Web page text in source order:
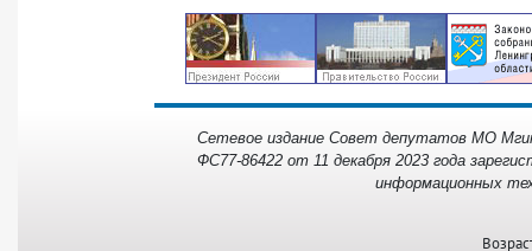
Сетевое издание Совет депутатов МО
ФС77-86422 от 11 декабря 2023 года
информационных